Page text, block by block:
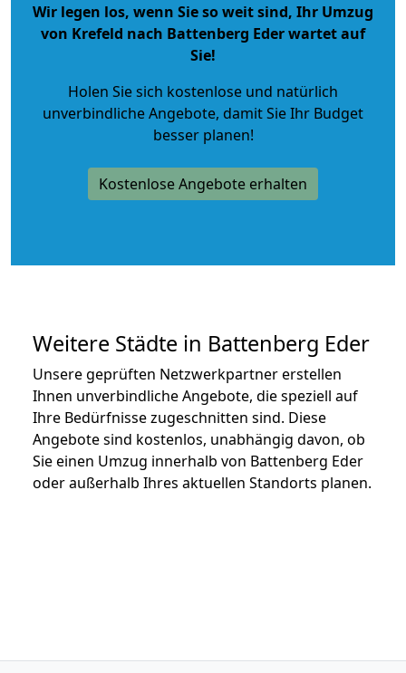
Wir legen los, wenn Sie so weit sind, Ihr Umzug
von Krefeld nach Battenberg Eder wartet auf
Sie!
Holen Sie sich kostenlose und natürlich
unverbindliche Angebote, damit Sie Ihr Budget
besser planen!
Kostenlose Angebote erhalten
Weitere Städte in Battenberg Eder
Unsere geprüften Netzwerkpartner erstellen
Ihnen unverbindliche Angebote, die speziell auf
Ihre Bedürfnisse zugeschnitten sind. Diese
Angebote sind kostenlos, unabhängig davon, ob
Sie einen Umzug innerhalb von Battenberg Eder
oder außerhalb Ihres aktuellen Standorts planen.